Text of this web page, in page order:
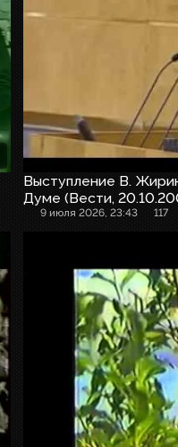
Выступление В.
Думе (Вести,
9 июля 2026, 23:43 117